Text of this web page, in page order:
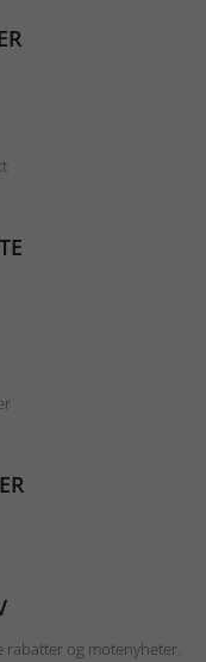
rabatter og motenyheter.